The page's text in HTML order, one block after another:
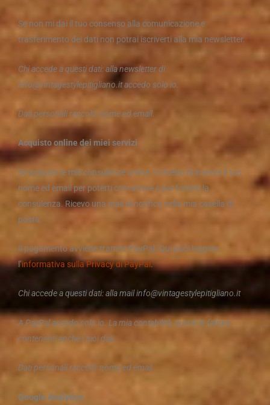
Se non mi dai il tuo consenso alla comunicazione e
trasferimento dei dati non potrai iscriverti alla mia newsletter.
Chi accede a questi dati: alla newsletter di
info@vintagestylepitigliano.it accedo solo io.
Dati personali raccolti: nome ed email.
Acquisto online dei miei servizi
Se acquisti le mie consulenze online, ti chiedo di inserire il tuo
nome ed email per poterti contattare e per fornirti la
consulenza. Ricevo una mail di notifica nella mia casella di
posta.
Il pagamento avviene tramite PayPal. Qui puoi leggere
l’informativa sulla Privacy di PayPal.
Chi accede a questi dati: alla mail info@vintagestylepitigliano.it
A PayPal accedo solo io. La mia contabilità, quindi le fatture
contenenti anche i tuoi dati.
Dati personali raccolti: nome ed email.
Google Analytics